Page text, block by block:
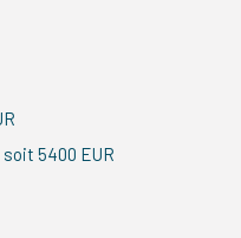
5400 EUR